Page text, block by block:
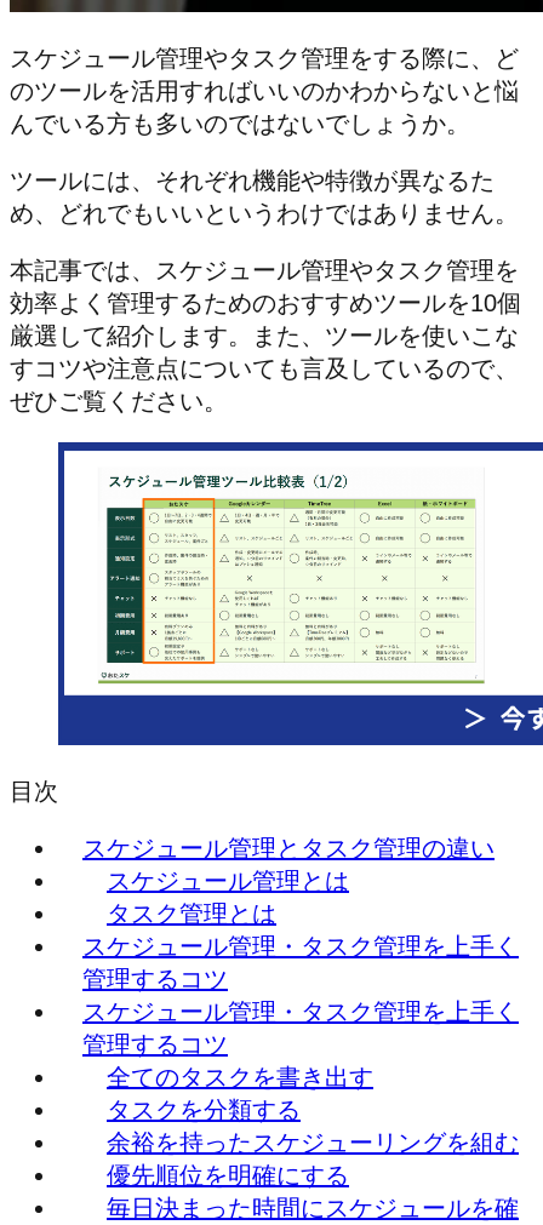
スケジュール管理やタスク管理をする際に、ど
のツールを活用すればいいのかわからないと悩
んでいる方も多いのではないでしょうか。
ツールには、それぞれ機能や特徴が異なるた
め、どれでもいいというわけではありません。
本記事では、スケジュール管理やタスク管理を
効率よく管理するためのおすすめツールを10個
厳選して紹介します。また、ツールを使いこな
すコツや注意点についても言及しているので、
ぜひご覧ください。
目次
スケジュール管理とタスク管理の違い
スケジュール管理とは
タスク管理とは
スケジュール管理・タスク管理を上手く
管理するコツ
スケジュール管理・タスク管理を上手く
管理するコツ
全てのタスクを書き出す
タスクを分類する
余裕を持ったスケジューリングを組む
優先順位を明確にする
毎日決まった時間にスケジュールを確